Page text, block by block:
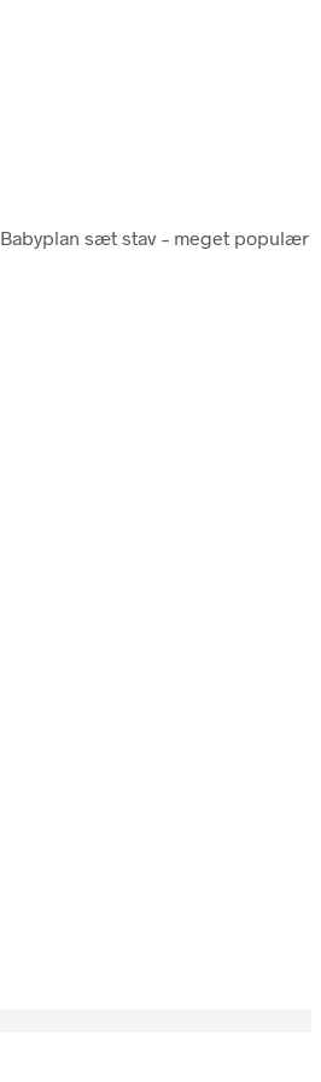
. Babyplan sæt stav – meget populær